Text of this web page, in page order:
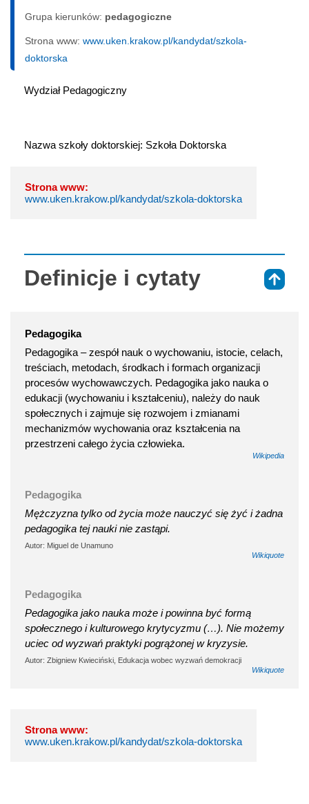
Grupa kierunków: pedagogiczne
Strona www: www.uken.krakow.pl/kandydat/szkola-
doktorska
Wydział Pedagogiczny
Nazwa szkoły doktorskiej: Szkoła Doktorska
Strona www:
www.uken.krakow.pl/kandydat/szkola-doktorska
Definicje i cytaty
Pedagogika
Pedagogika – zespół nauk o wychowaniu, istocie, celach,
treściach, metodach, środkach i formach organizacji
procesów wychowawczych. Pedagogika jako nauka o
edukacji (wychowaniu i kształceniu), należy do nauk
społecznych i zajmuje się rozwojem i zmianami
mechanizmów wychowania oraz kształcenia na
przestrzeni całego życia człowieka.
Wikipedia
Pedagogika
Mężczyzna tylko od życia może nauczyć się żyć i żadna
pedagogika tej nauki nie zastąpi.
Autor: Miguel de Unamuno
Wikiquote
Pedagogika
Pedagogika jako nauka może i powinna być formą
społecznego i kulturowego krytycyzmu (…). Nie możemy
uciec od wyzwań praktyki pogrążonej w kryzysie.
Autor: Zbigniew Kwieciński, Edukacja wobec wyzwań demokracji
Wikiquote
Strona www:
www.uken.krakow.pl/kandydat/szkola-doktorska